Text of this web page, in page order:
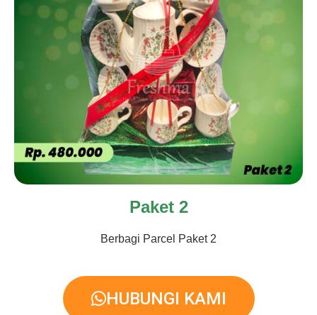
Paket 2
Berbagi Parcel Paket 2
HUBUNGI KAMI